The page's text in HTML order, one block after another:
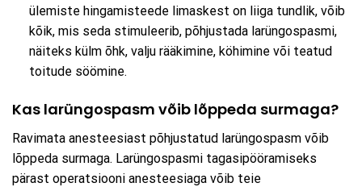
ülemiste hingamisteede limaskest on liiga tundlik, võib
kõik, mis seda stimuleerib, põhjustada larüngospasmi,
näiteks külm õhk, valju rääkimine, köhimine või teatud
toitude söömine.
Kas larüngospasm võib lõppeda surmaga?
Ravimata anesteesiast põhjustatud larüngospasm võib
lõppeda surmaga. Larüngospasmi tagasipööramiseks
pärast operatsiooni anesteesiaga võib teie